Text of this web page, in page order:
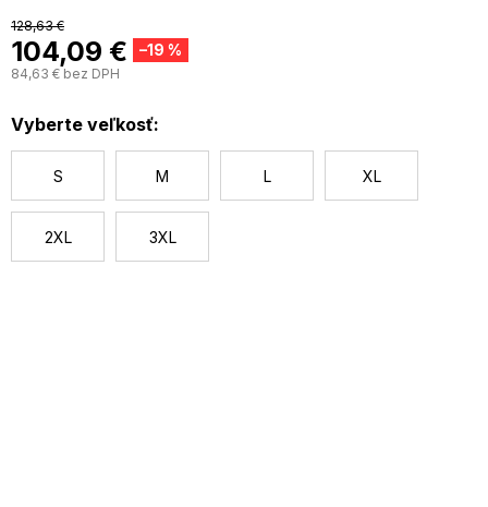
128,63 €
–19 %
104,09 €
84,63 € bez DPH
Vyberte veľkosť:
S M L XL
2XL 3XL